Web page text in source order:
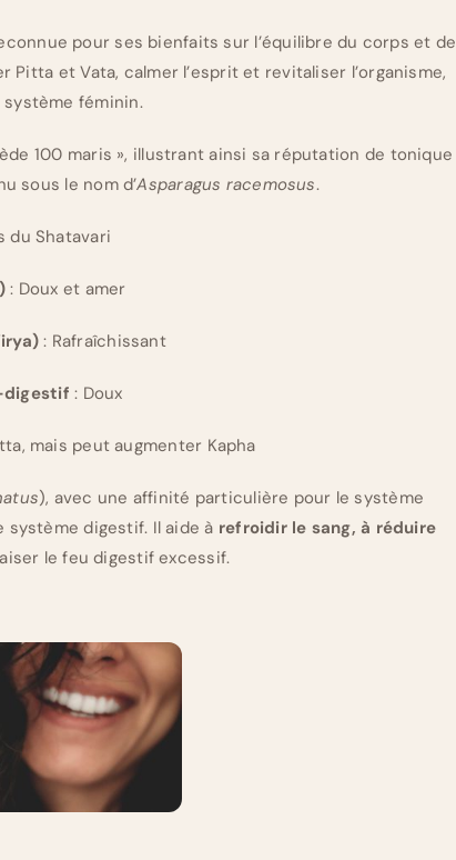
pour ses bienfaits sur l’équilibre du corps et de
et Vata, calmer l’esprit et revitaliser l’organisme,
féminin.
100 maris », illustrant ainsi sa réputation de tonique
sous le nom d’Asparagus racemosus.
du Shatavari
: Doux et amer
: Rafraîchissant
: Doux
mais peut augmenter Kapha
), avec une affinité particulière pour le système
digestif. Il aide à refroidir le sang, à réduire
le feu digestif excessif.